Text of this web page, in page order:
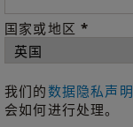
国家或地区*
我们的数据隐私声明
会如何进行处理。